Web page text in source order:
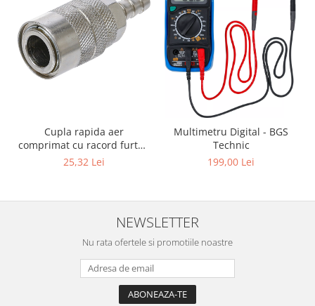
Cupla rapida aer
comprimat cu racord furtun
8 mm (5/16") | SUA / Franta
25,32 Lei
Multimetru Digital - BGS
Technic
199,00 Lei
NEWSLETTER
Nu rata ofertele si promotiile noastre